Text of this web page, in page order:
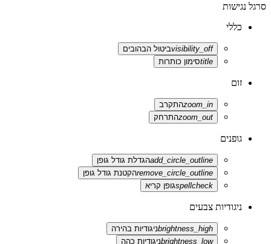
סרגל נגישות
כללי
visibility_offביטול הבהובים
titleסימון כותרות
זום
zoom_inהתקרב
zoom_outהתרחק
גופנים
add_circle_outlineהגדלת גודל גופן
remove_circle_outlineהקטנת גודל גופן
spellcheckגופן קריא
ניגודיות צבעים
brightness_highניגודיות בהירה
brightness_lowניגודיות כהה